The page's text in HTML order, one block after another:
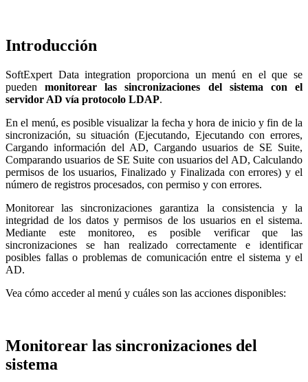
Introducción
SoftExpert Data integration proporciona un menú en el que se
puedenmonitorear las sincronizaciones del sistema con el
servidor AD vía protocolo LDAP.
En el menú, es posible visualizar la fecha y hora de inicio y fin de la
sincronización, su situación (Ejecutando, Ejecutando con errores,
Cargando información del AD, Cargando usuarios de SE Suite,
Comparando usuarios de SE Suite con usuarios del AD, Calculando
permisos de los usuarios, Finalizado y Finalizada con errores) y el
número de registros procesados, con permiso y con errores.
Monitorear las sincronizaciones garantiza la consistencia y la
integridad de los datos y permisos de los usuarios en el sistema.
Mediante este monitoreo, es posible verificar que las
sincronizaciones se han realizado correctamente e identificar
posibles fallas o problemas de comunicación entre el sistema y el
AD.
Vea cómo acceder al menú y cuáles son las acciones disponibles:
Monitorear las sincronizaciones del
sistema